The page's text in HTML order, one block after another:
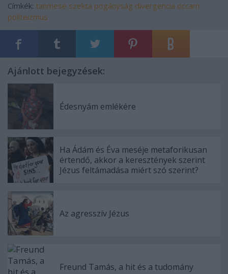
Címkék: tanmese szekta pogányság divergencia occam
politeizmus
Ajánlott bejegyzések:
Édesnyám emlékére
Ha Ádám és Éva meséje metaforikusan
értendő, akkor a keresztények szerint
Jézus feltámadása miért szó szerint?
Az agresszív Jézus
Freund Tamás, a hit és a tudomány